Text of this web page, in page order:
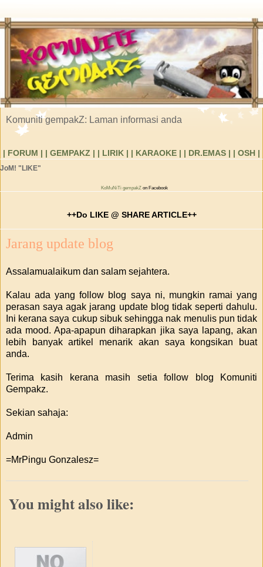
Komuniti gempakZ: Laman informasi anda
| FORUM | | GEMPAKZ | | LIRIK | | KARAOKE | | DR.EMAS | | OSH |
JoM! "LIKE"
KoMuNiTi gempakZ on Facebook
++Do LIKE @ SHARE ARTICLE++
Jarang update blog
Assalamualaikum dan salam sejahtera.
Kalau ada yang follow blog saya ni, mungkin ramai yang
perasan saya agak jarang update blog tidak seperti dahulu.
Ini kerana saya cukup sibuk sehingga nak menulis pun tidak
ada mood. Apa-apapun diharapkan jika saya lapang, akan
lebih banyak artikel menarik akan saya kongsikan buat
anda.
Terima kasih kerana masih setia follow blog Komuniti
Gempakz.
Sekian sahaja:
Admin
=MrPingu Gonzalesz=
You might also like: